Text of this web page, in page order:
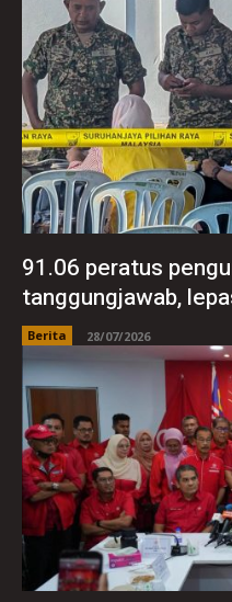
91.06 peratus
tanggungjawab,
Berita 28/07/2026